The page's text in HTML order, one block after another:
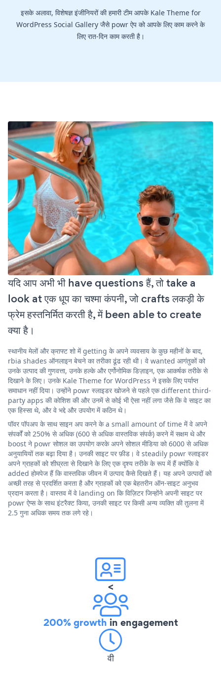
इसके अलावा, विशेषज्ञ इंजीनियरों की हमारी टीम आपके Kale Theme for
WordPress Social Gallery जैसे powr ऐप को आपके लिए काम करने के
लिए रात-दिन काम करती है।
यदि आप अभी भी have questions हैं, तो take a
look at एक धूप का चश्मा कंपनी, जो crafts लकड़ी के
फ्रेम हस्तनिर्मित करती है, में been able to create
क्या है।
स्थानीय मेलों और क्राफ्ट शो में getting के अपने व्यवसाय के कुछ महीनों के बाद,
rbia shades ऑनलाइन बेचने का तरीका ढूंढ रही थी। वे wanted आगंतुकों को
उनके उत्पाद की गुणवत्ता, उनके हल्के और एर्गोनोमिक डिज़ाइन, एक आकर्षक तरीके से
दिखाने के लिए। उनके Kale Theme for WordPress ने इसके लिए पर्याप्त
समाधान नहीं दिया। उन्होंने powr स्लाइडर खोजने से पहले एक different third-
party apps की कोशिश की और उनमें से कोई भी ऐसा नहीं लगा जैसे कि वे साइट का
एक हिस्सा थे, और वे भद्दे और उपयोग में कठिन थे।
पॉवर पॉपअप के साथ साइन अप करने के a small amount of time में वे अपने
संपर्कों को 250% से अधिक (600 से अधिक वास्तविक संपर्क) करने में सक्षम थे और
boost ने powr सोशल का उपयोग करके अपने सोशल मीडिया को 6000 से अधिक
अनुयायियों तक बढ़ा दिया है। उनकी साइट पर फ़ीड। वे steadily powr स्लाइडर
अपने ग्राहकों को शीघ्रता से दिखाने के लिए एक दृश्य तरीके के रूप में हैं क्योंकि वे
added होमपेज हैं कि वास्तविक जीवन में उत्पाद कैसे दिखते हैं। यह अपने उत्पादों को
अच्छी तरह से प्रदर्शित करता है और ग्राहकों को एक बेहतरीन ऑन-साइट अनुभव
प्रदान करता है। वास्तव में वे landing on कि विज़िटर जिन्होंने अपनी साइट पर
powr ऐप्स के साथ इंटरैक्ट किया, उनकी साइट पर किसी अन्य व्यक्ति की तुलना में
2.5 गुना अधिक समय तक लगे रहे।
<
200% growth in engagement
वी